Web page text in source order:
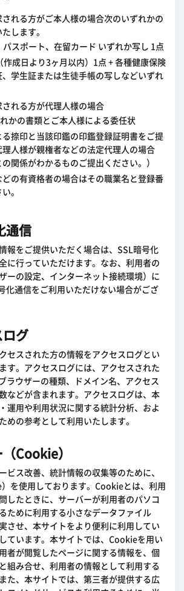
される方がご本人様の場合次のいずれかの
します。
パスポート、在留カード いずれか写し 1点
作成日より3ヶ月以内）1点 + 各種健康保険
学生証または生徒手帳の写しなどいずれ
される方が代理人様の場合
れかの書類とご本人様による委任状
る捺印と当該印鑑の印鑑登録証明書をご提
理人様が親権者などの法定代理人の場合
関係がわかるものご提出ください。）
どの有資格者の場合はその職業名と登録番
。
通信
報をご提供いただく場合は、SSL暗号化
に行っていただけます。なお、利用者の
ーの設定、インターネット接続環境）に
化通信をご利用いただけない場合がござ
ログ
セスされた方の情報をアクセスログとい
す。アクセスログには、アクセスされた
ラウザーの種類、ドメイン名、アクセス
などが含まれます。アクセスログは、本
運用や利用状況に関する統計分析、およ
めの参考として利用いたします。
Cookie）
ビス改善、統計情報の収集等のために、
を使用しております。Cookieとは、利用
したときに、サーバーが利用者のパソコ
ために利用する小さなデータファイル
させ、本サイトをより便利に利用してい
ています。本サイトでは、Cookieを用い
者が閲覧したページに関する情報を、個
組み合せ、利用者の情報として利用する
た、本サイトでは、第三者が提供する広